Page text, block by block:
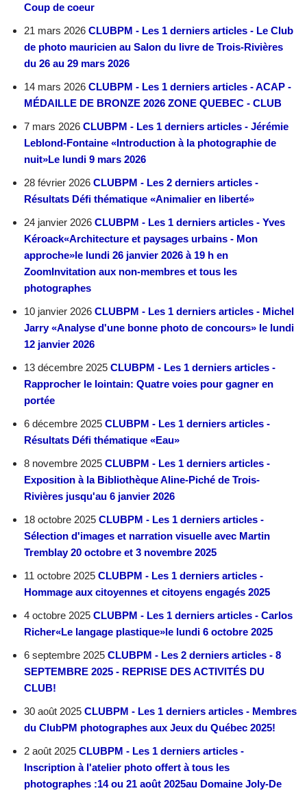
Coup de coeur
21 mars 2026 CLUBPM - Les 1 derniers articles - Le Club
de photo mauricien au Salon du livre de Trois-Rivières
du 26 au 29 mars 2026
14 mars 2026 CLUBPM - Les 1 derniers articles - ACAP -
MÉDAILLE DE BRONZE 2026 ZONE QUEBEC - CLUB
7 mars 2026 CLUBPM - Les 1 derniers articles - Jérémie
Leblond-Fontaine «Introduction à la photographie de
nuit»Le lundi 9 mars 2026
28 février 2026 CLUBPM - Les 2 derniers articles -
Résultats Défi thématique «Animalier en liberté»
24 janvier 2026 CLUBPM - Les 1 derniers articles - Yves
Kéroack«Architecture et paysages urbains - Mon
approche»le lundi 26 janvier 2026 à 19 h en
ZoomInvitation aux non-membres et tous les
photographes
10 janvier 2026 CLUBPM - Les 1 derniers articles - Michel
Jarry «Analyse d'une bonne photo de concours» le lundi
12 janvier 2026
13 décembre 2025 CLUBPM - Les 1 derniers articles -
Rapprocher le lointain: Quatre voies pour gagner en
portée
6 décembre 2025 CLUBPM - Les 1 derniers articles -
Résultats Défi thématique «Eau»
8 novembre 2025 CLUBPM - Les 1 derniers articles -
Exposition à la Bibliothèque Aline-Piché de Trois-
Rivières jusqu'au 6 janvier 2026
18 octobre 2025 CLUBPM - Les 1 derniers articles -
Sélection d'images et narration visuelle avec Martin
Tremblay 20 octobre et 3 novembre 2025
11 octobre 2025 CLUBPM - Les 1 derniers articles -
Hommage aux citoyennes et citoyens engagés 2025
4 octobre 2025 CLUBPM - Les 1 derniers articles - Carlos
Richer«Le langage plastique»le lundi 6 octobre 2025
6 septembre 2025 CLUBPM - Les 2 derniers articles - 8
SEPTEMBRE 2025 - REPRISE DES ACTIVITÉS DU
CLUB!
30 août 2025 CLUBPM - Les 1 derniers articles - Membres
du ClubPM photographes aux Jeux du Québec 2025!
2 août 2025 CLUBPM - Les 1 derniers articles -
Inscription à l'atelier photo offert à tous les
photographes :14 ou 21 août 2025au Domaine Joly-De